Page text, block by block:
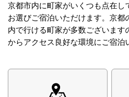
京都市内に町家がいくつも点在し
お選びご宿泊いただけます。 京都
内で行ける町家が多数ございます
からアクセス良好な環境にご宿泊